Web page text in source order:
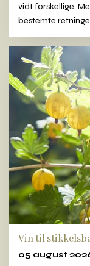
vidt forskellige.
bestemte
Vin til
05 august